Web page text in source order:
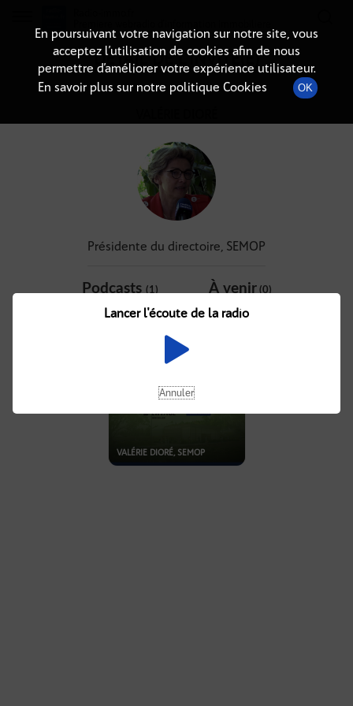
DÉTAIL DE L'INVITÉ(E)
Présidente du directoire, SEMOP
Podcasts (1) À venir(0)
VALÉRIE DIORÉ, SEMOP
En poursuivant votre navigation sur notre site, vous
acceptez l’utilisation de cookies afin de nous
permettre d’améliorer votre expérience utilisateur.
En savoir plus sur notre politique Cookies
OK
Lancer l'écoute de la radio
Annuler